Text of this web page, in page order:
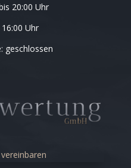
20:00 Uhr
16:00 Uhr
geschlossen